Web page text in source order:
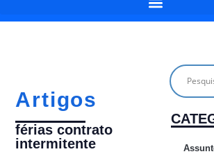
Artigos
férias contrato
intermitente